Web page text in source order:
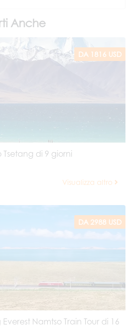
Anche
DA 1816 USD
Tsetang di 9 giorni
Visualizza altro
DA 2988 USD
Namtso Train Tour di 16